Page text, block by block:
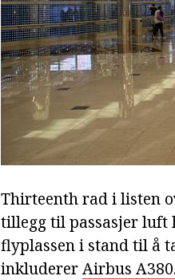
Thirteenth rad i listen
tillegg til passasjer luft
flyplassen i stand til å
inkludererAirbus A380.